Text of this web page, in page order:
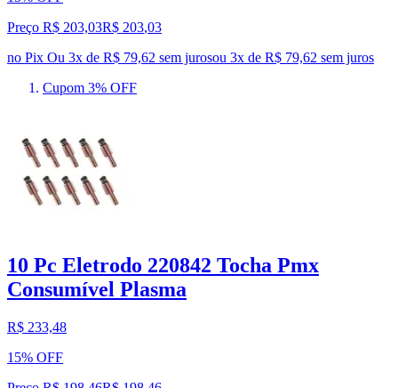
Preço R$ 203,03R$ 203,03
no Pix Ou 3x de R$ 79,62 sem jurosou 3x de R$ 79,62 sem juros
Cupom 3% OFF
10 Pc Eletrodo 220842 Tocha Pmx
Consumível Plasma
R$ 233,48
15% OFF